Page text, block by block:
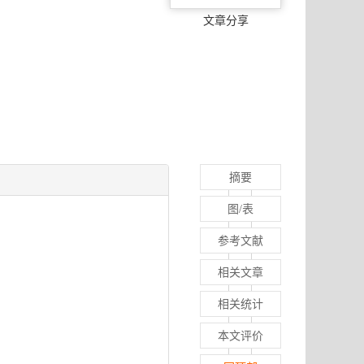
文章分享
摘要
图/表
参考文献
相关文章
相关统计
本文评价